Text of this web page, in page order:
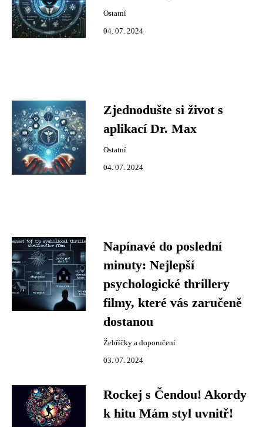
Ostatní
04. 07. 2024
Zjednodušte si život s
aplikací Dr. Max
Ostatní
04. 07. 2024
Napínavé do poslední
minuty: Nejlepší
psychologické thrillery
filmy, které vás zaručeně
dostanou
Žebříčky a doporučení
03. 07. 2024
Rockej s Čendou! Akordy
k hitu Mám styl uvnitř!